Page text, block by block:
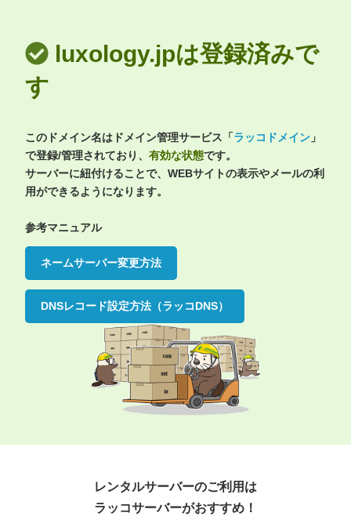
luxology.jpは登録済みで
す
このドメイン名はドメイン管理サービス「ラッコドメイン 」
で登録/管理されており、 有効な状態です。
サーバーに紐付けることで、WEBサイトの表示やメールの利
用ができるようになります。
参考マニュアル
ネームサーバー変更方法
DNSレコード設定方法（ラッコDNS）
レンタルサーバーのご利用は
ラッコサーバーがおすすめ！